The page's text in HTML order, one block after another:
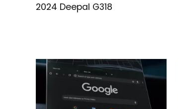
2024 Deepal G318